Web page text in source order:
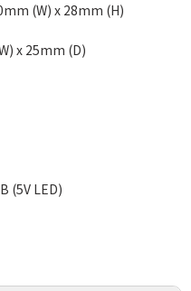
(W) x 28mm (H)
x 25mm (D)
(5V LED)